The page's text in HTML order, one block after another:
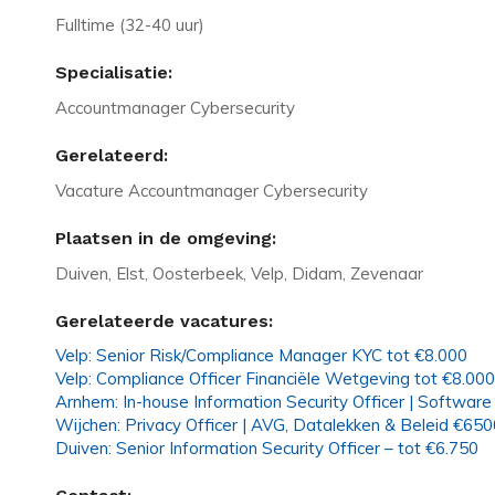
Fulltime (32-40 uur)
Specialisatie:
Accountmanager Cybersecurity
Gerelateerd:
Vacature Accountmanager Cybersecurity
Plaatsen in de omgeving:
Duiven, Elst, Oosterbeek, Velp, Didam, Zevenaar
Gerelateerde vacatures:
Velp: Senior Risk/Compliance Manager KYC tot €8.000
Velp: Compliance Officer Financiële Wetgeving tot €8.000
Arnhem: In-house Information Security Officer | Software
Wijchen: Privacy Officer | AVG, Datalekken & Beleid
Duiven: Senior Information Security Officer – tot €6.750